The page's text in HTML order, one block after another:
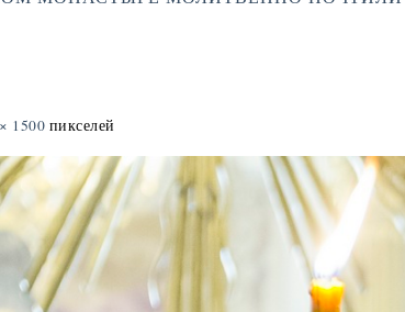
1500 пикселей